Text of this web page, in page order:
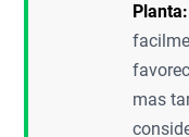
Planta:
mas